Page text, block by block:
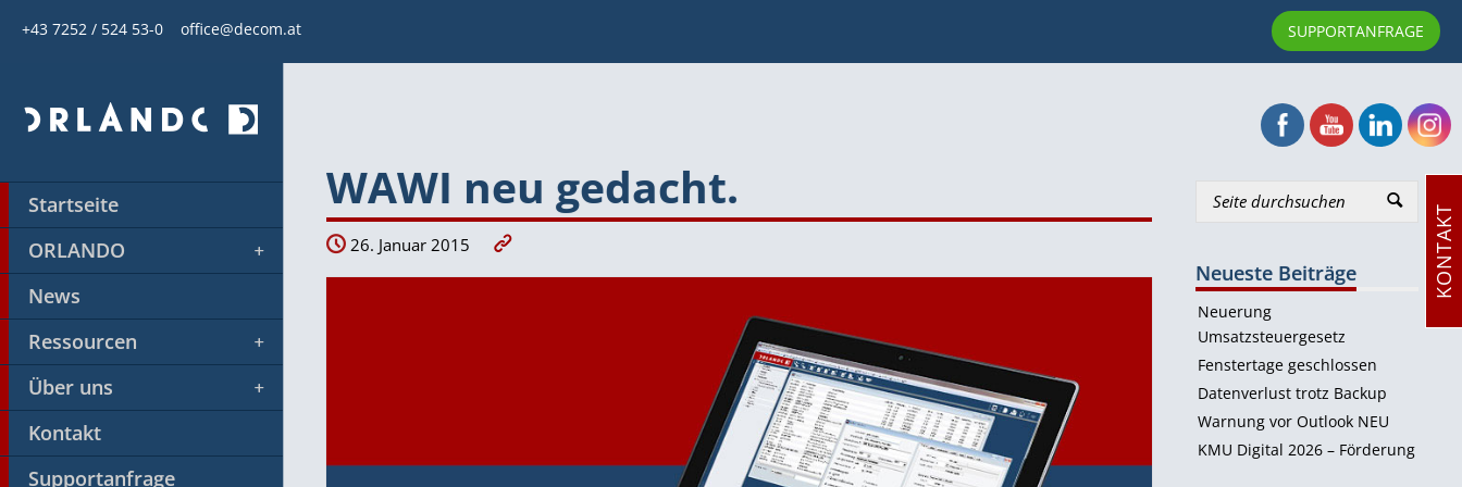
+43 7252 / 524 53-0 office@decom.at SUPPORTANFRAGE
Startseite
ORLANDO
News
Ressourcen
Über uns
Kontakt
Supportanfrage
WAWI neu gedacht.
26. Januar 2015
Neueste Beiträge
Neuerung
Umsatzsteuergesetz
Fenstertage geschlossen
Datenverlust trotz Backup
Warnung vor Outlook NEU
KMU Digital 2026 – Förderung
0
KONTAKT